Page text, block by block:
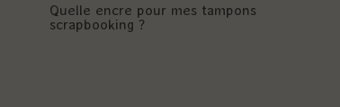
Quelle encre pour mes tampons
scrapbooking ?